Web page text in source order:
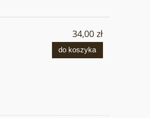
34,00 zł
do koszyka